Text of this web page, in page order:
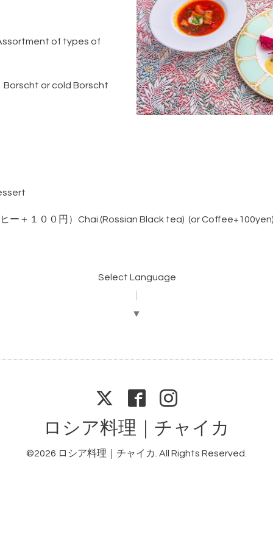
of types of
or cold Borscht
ー＋１００円）Chai (Rossian Black tea) (or
Select Language
▼
ロシア料理｜チャイカ
©2026 ロシア料理｜チャイカ. All Rights Reserved.